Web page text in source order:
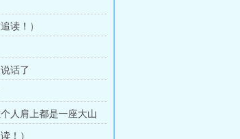
读！）
话了
人肩上都是一座大山
！）